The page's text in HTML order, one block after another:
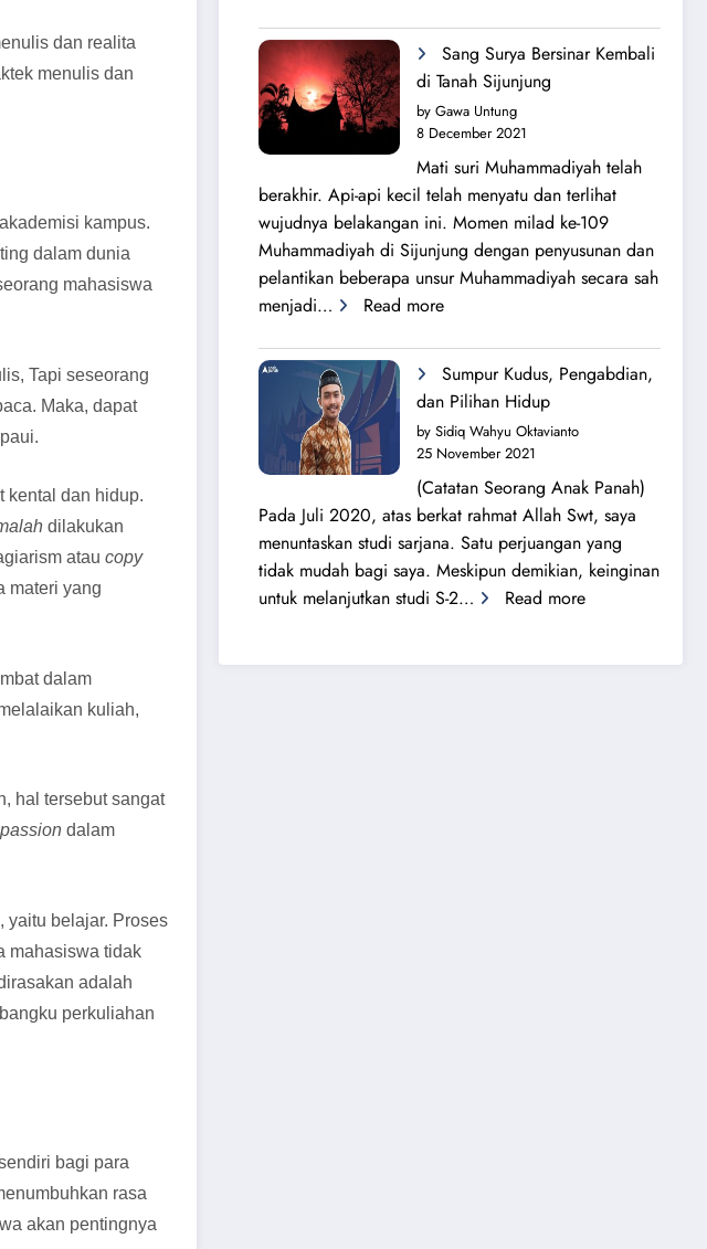
dan realita
menulis dan
kampus.
dalam dunia
mahasiswa
Tapi seseorang
Maka, dapat
kental dan hidup.
dilakukan
atau copy
materi yang
dalam
kuliah,
hal tersebut sangat
passion dalam
yaitu belajar. Proses
mahasiswa tidak
adalah
perkuliahan
bagi para
rasa
akan pentingnya
Sang
Surya
dari
Balik
Pura
Sang Surya Bersinar Kembali
di Tanah Sijunjung
by Gawa Untung
8 December 2021
Mati suri Muhammadiyah telah
berakhir. Api-api kecil telah menyatu dan terlihat
wujudnya belakangan ini. Momen milad ke-109
Muhammadiyah di Sijunjung dengan penyusunan dan
pelantikan beberapa unsur Muhammadiyah secara sah
menjadi…
Read more:
Bersinar
Kembali
di
Sijunjung
Sumpur Kudus, Pengabdian,
dan Pilihan Hidup
by Sidiq Wahyu Oktavianto
25 November 2021
(Catatan Seorang Anak Panah)
Pada Juli 2020, atas berkat rahmat Allah Swt, saya
menuntaskan studi sarjana. Satu perjuangan yang
tidak mudah bagi saya. Meskipun demikian, keinginan
untuk melanjutkan studi S-2…
Read more: